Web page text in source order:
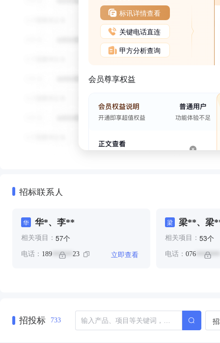
标讯详情查看
关键电话直连
甲方分析查询
会员尊享权益
招标联系人
华 华*、李**
相关项目： 57个
电话： 189 ****** 23 立即查看
梁 梁**、梁
相关项目： 53个
电话： 076*******
招投标 733